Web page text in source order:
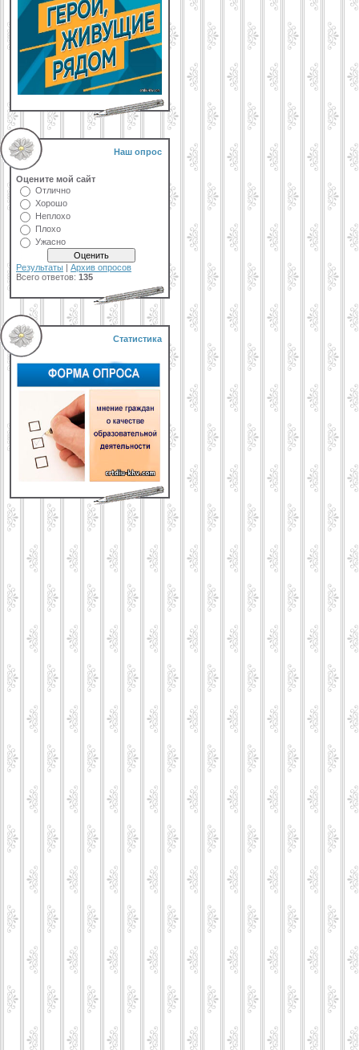
Наш опрос
Оцените мой сайт
Отлично
Хорошо
Неплохо
Плохо
Ужасно
Результаты | Архив опросов
Всего ответов: 135
Статистика